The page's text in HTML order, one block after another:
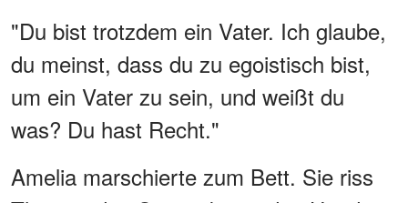
"Du bist trotzdem ein Vater. Ich glaube,
du meinst, dass du zu egoistisch bist,
um ein Vater zu sein, und weißt du
was? Du hast Recht."
Amelia marschierte zum Bett. Sie riss